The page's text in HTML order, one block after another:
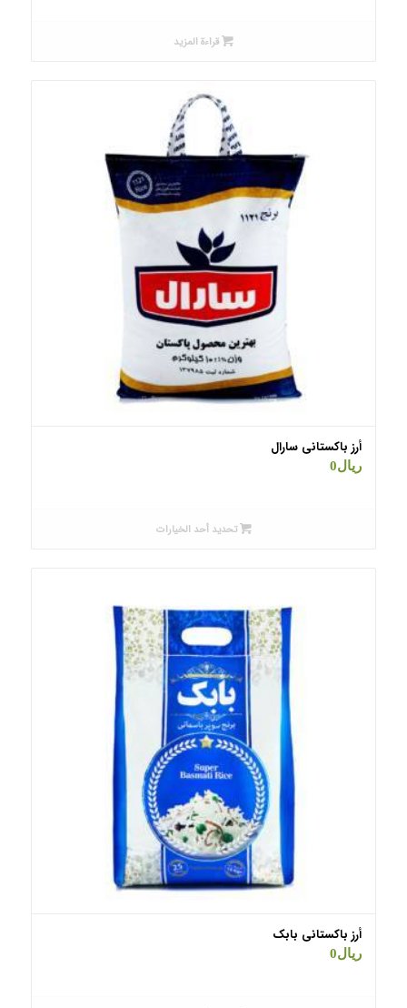
قراءة المزيد
أرز باکستانی سارال
ریال0
تحديد أحد الخيارات
أرز باکستانی بابک
ریال0